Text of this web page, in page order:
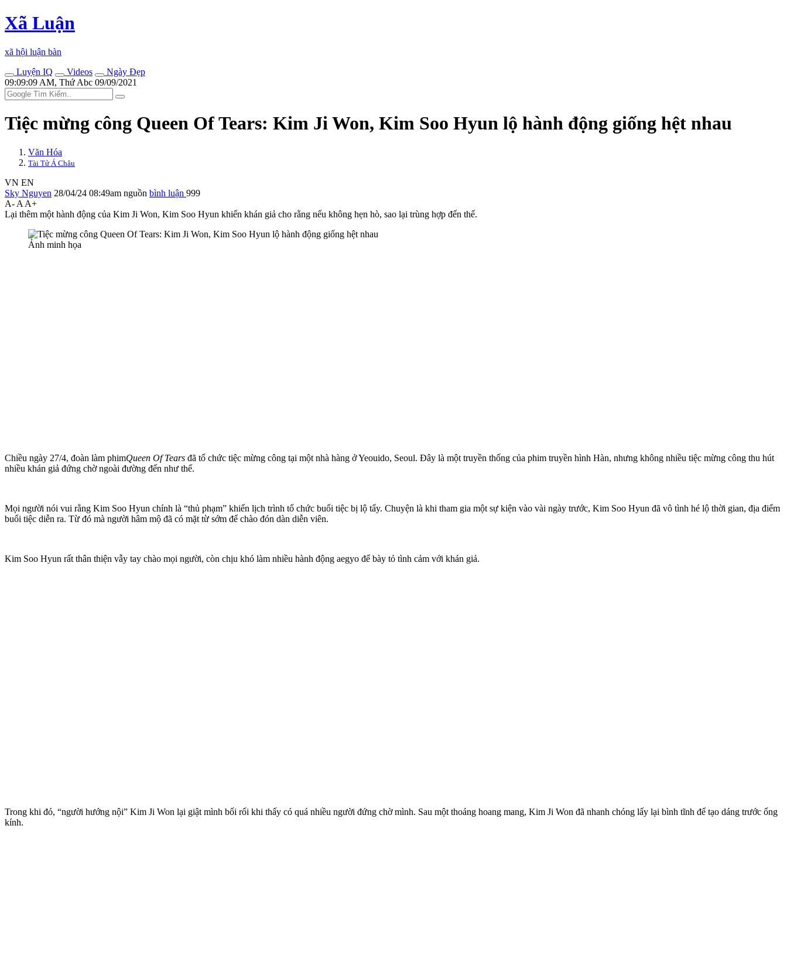
Xã Luận
xã hội luận bàn
Luyện IQ
Videos
Ngày Đẹp
09:09:09 AM, Thứ Abc 09/09/2021
Tiệc mừng công Queen Of Tears: Kim Ji Won, Kim Soo Hyun lộ hành động giống hệt nhau
Văn Hóa
Tài Tử Á Châu
VN EN
Sky Nguyen 28/04/24 08:49am nguồn bình luận 999
A- A A+
Lại thêm một hành động của Kim Ji Won, Kim Soo Hyun khiến khán giả cho rằng nếu không hẹn hò, sao lại trùng hợp đến thế.
Ảnh minh họa
Chiều ngày 27/4, đoàn làm phimQueen Of Tears đã tổ chức tiệc mừng công tại một nhà hàng ở Yeouido, Seoul. Đây là một truyền thống của phim truyền hình Hàn, nhưng không nhiều tiệc mừng công thu hút
nhiều khán giả đứng chờ ngoài đường đến như thế.
Mọi người nói vui rằng Kim Soo Hyun chính là “thủ phạm” khiến lịch trình tổ chức buổi tiệc bị lộ tẩy. Chuyện là khi tham gia một sự kiện vào vài ngày trước, Kim Soo Hyun đã vô tình hé lộ thời gian, địa điểm
buổi tiệc diễn ra. Từ đó mà người hâm mộ đã có mặt từ sớm để chào đón dàn diễn viên.
Kim Soo Hyun rất thân thiện vẫy tay chào mọi người, còn chịu khó làm nhiều hành động aegyo để bày tỏ tình cảm với khán giả.
Trong khi đó, “người hướng nội” Kim Ji Won lại giật mình bối rối khi thấy có quá nhiều người đứng chờ mình. Sau một thoáng hoang mang, Kim Ji Won đã nhanh chóng lấy lại bình tĩnh để tạo dáng trước ống
kính.